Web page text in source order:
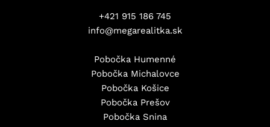
+421 915 186 745
info@megarealitka.sk
Pobočka Humenné
Pobočka Michalovce
Pobočka Košice
Pobočka Prešov
Pobočka Snina